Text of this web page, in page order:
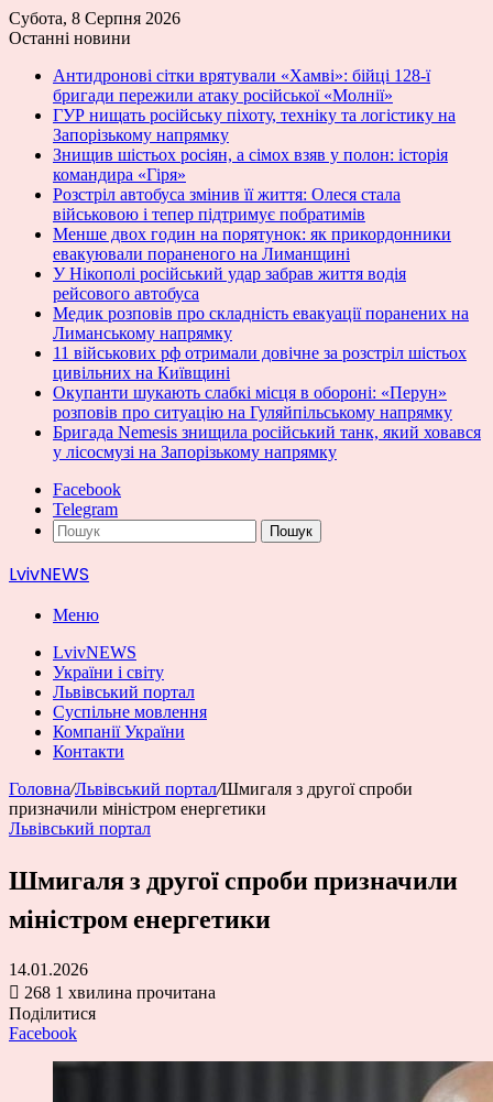
Субота, 8 Серпня 2026
Останні новини
Антидронові сітки врятували «Хамві»: бійці 128-ї
бригади пережили атаку російської «Молнії»
ГУР нищать російську піхоту, техніку та логістику на
Запорізькому напрямку
Знищив шістьох росіян, а сімох взяв у полон: історія
командира «Гіря»
Розстріл автобуса змінив її життя: Олеся стала
військовою і тепер підтримує побратимів
Менше двох годин на порятунок: як прикордонники
евакуювали пораненого на Лиманщині
У Нікополі російський удар забрав життя водія
рейсового автобуса
Медик розповів про складність евакуації поранених на
Лиманському напрямку
11 військових рф отримали довічне за розстріл шістьох
цивільних на Київщині
Окупанти шукають слабкі місця в обороні: «Перун»
розповів про ситуацію на Гуляйпільському напрямку
Бригада Nemesis знищила російський танк, який ховався
у лісосмузі на Запорізькому напрямку
Facebook
Telegram
Пошук
LvivNEWS
Меню
LvivNEWS
України і світу
Львівський портал
Суспільне мовлення
Компанії України
Контакти
Головна/Львівський портал/Шмигаля з другої спроби
призначили міністром енергетики
Львівський портал
Шмигаля з другої спроби призначили
міністром енергетики
14.01.2026
268 1 хвилина прочитана
Поділитися
Facebook